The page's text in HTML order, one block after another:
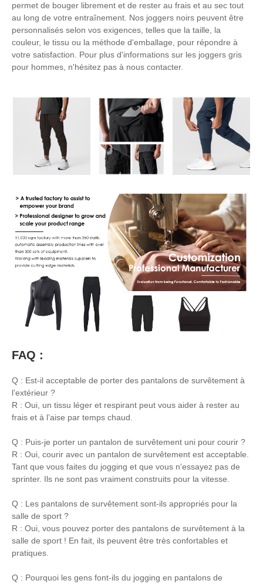
permet de bouger librement et de rester au frais et au sec tout
au long de votre entraînement. Nos joggers noirs peuvent être
personnalisés selon vos exigences, telles que la taille, la
couleur, le tissu ou la méthode d'emballage, pour répondre à
votre satisfaction. Pour plus d'informations sur les joggers gris
pour hommes, n'hésitez pas à nous contacter.
FAQ :
Q : Est-il acceptable de porter des pantalons de survêtement à
l’extérieur ?
R : Oui, un tissu léger et respirant peut vous aider à rester au
frais et à l’aise par temps chaud.
Q : Puis-je porter un pantalon de survêtement uni pour courir ?
R : Oui, courir avec un pantalon de survêtement est acceptable.
Tant que vous faites du jogging et que vous n'essayez pas de
sprinter. Ils ne sont pas vraiment construits pour la vitesse.
Q : Les pantalons de survêtement sont-ils appropriés pour la
salle de sport ?
R : Oui, vous pouvez porter des pantalons de survêtement à la
salle de sport ! En fait, ils peuvent être très confortables et
pratiques.
Q : Pourquoi les gens font-ils du jogging en pantalons de